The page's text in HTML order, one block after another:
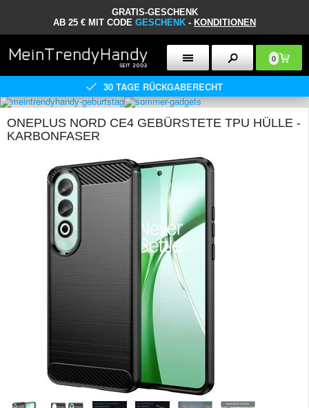
GRATIS-GESCHENK
AB 25 € MIT CODE GESCHENK - KONDITIONEN
0
30 TAGE RÜCKGABERECHT
ONEPLUS NORD CE4 GEBÜRSTETE TPU HÜLLE -
KARBONFASER